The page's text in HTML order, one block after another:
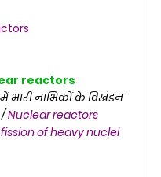
reactors
भारी नाभिकों के विखंडन
/Nuclear reactors
of heavy nuclei